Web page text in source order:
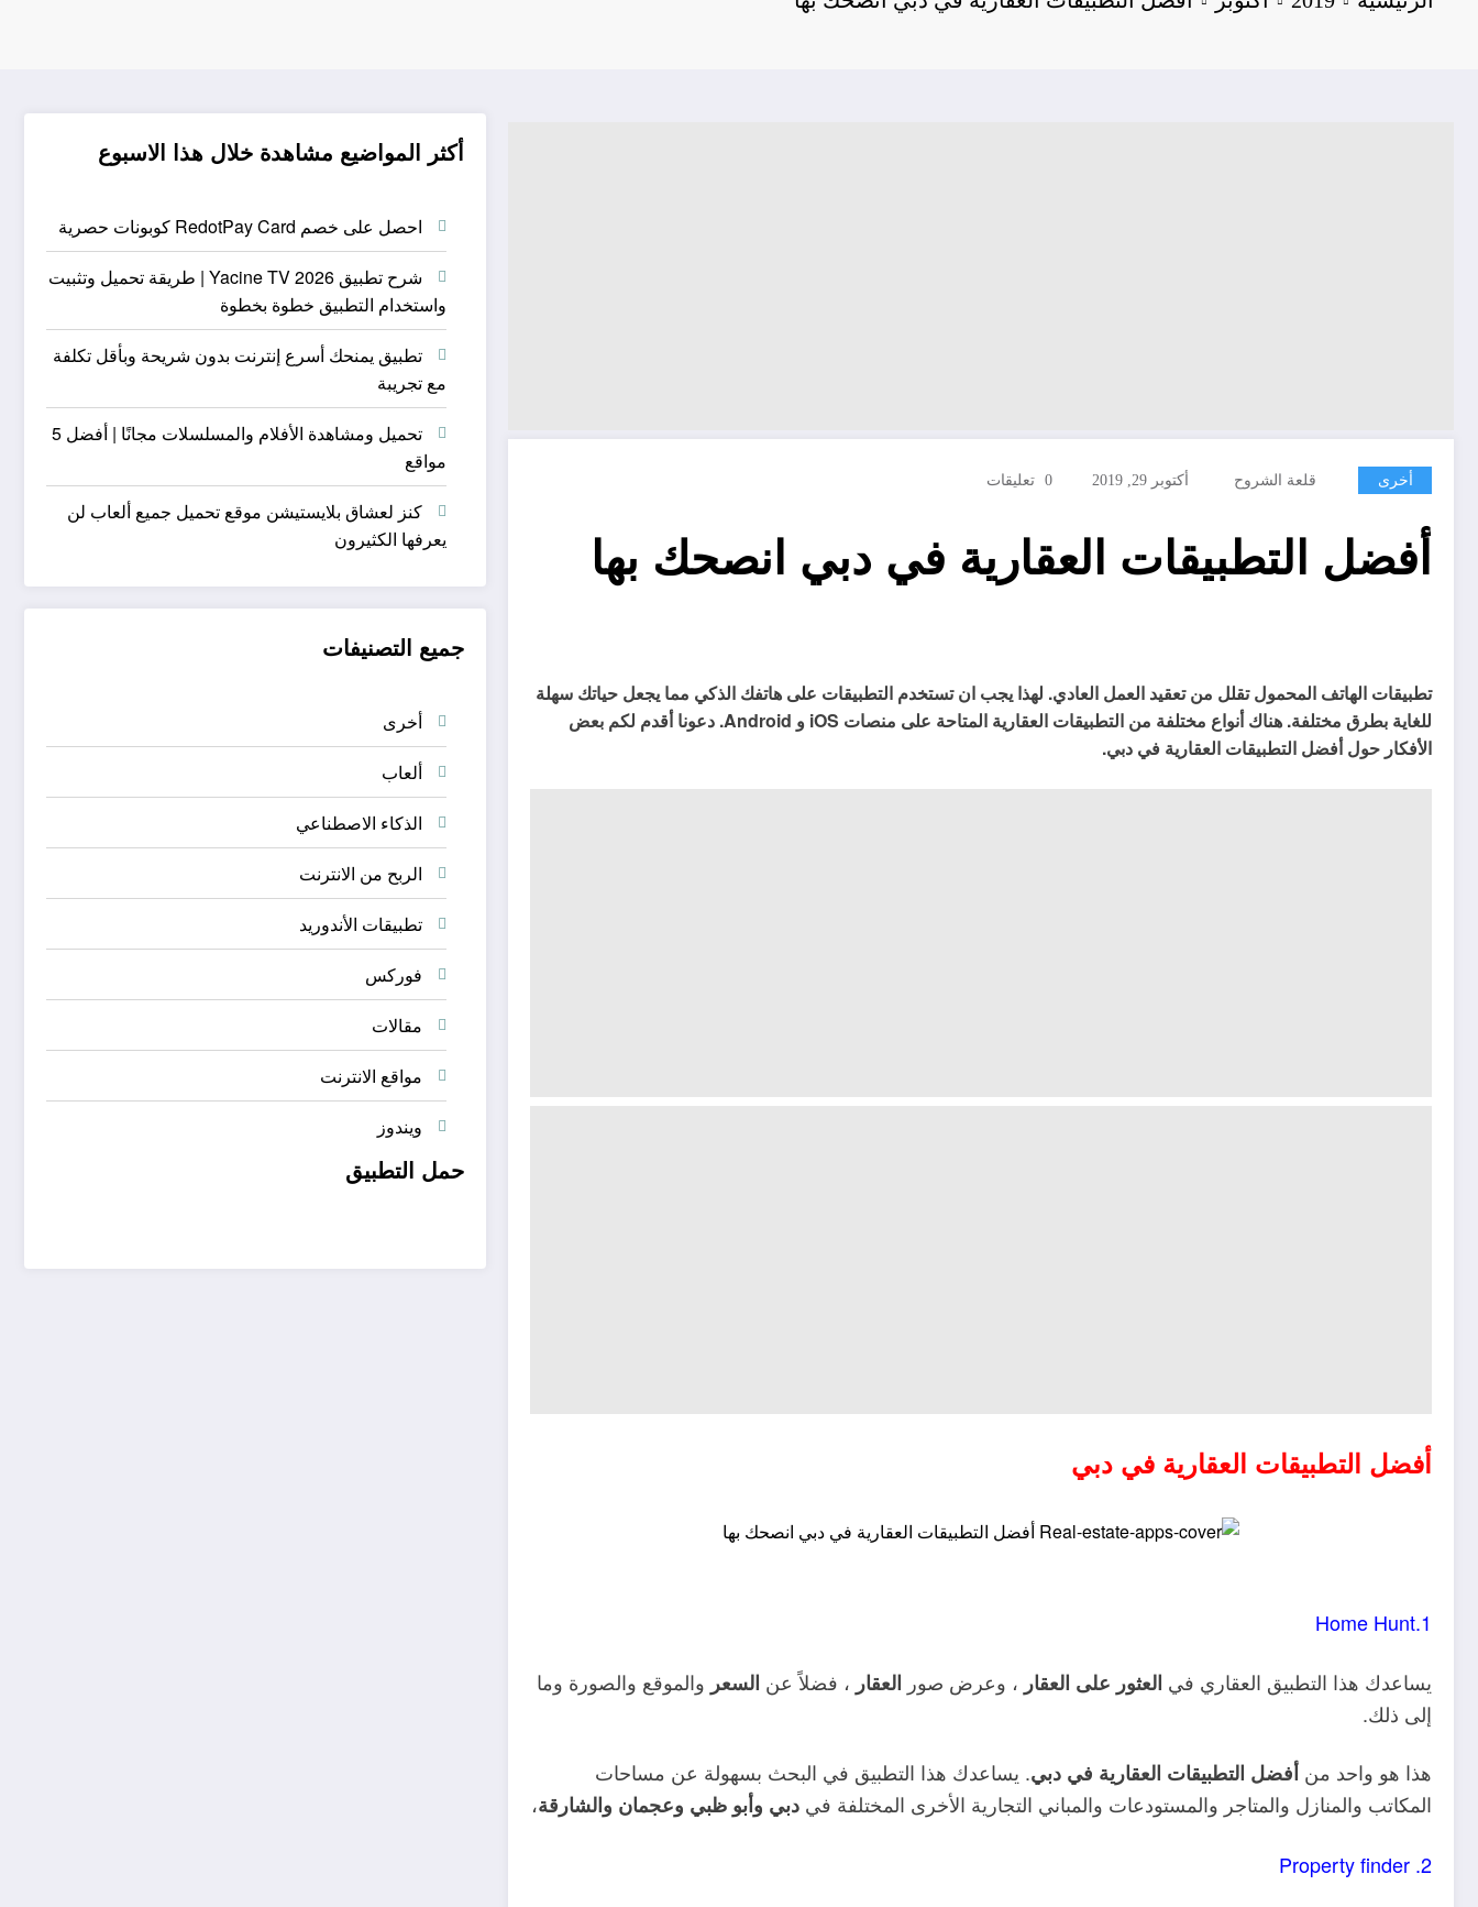
أخرى قلعة الشروح أكتوبر 29, 2019 0 تعليقات
أفضل التطبيقات العقارية في دبي انصحك بها
تطبيقات الهاتف المحمول تقلل من تعقيد العمل العادي. لهذا يجب ان تستخدم التطبيقات على هاتفك الذكي مما يجعل حياتك سهلة
للغاية بطرق مختلفة. هناك أنواع مختلفة من التطبيقات العقارية المتاحة على منصات iOS و Android. دعونا أقدم لكم بعض
الأفكار حول أفضل التطبيقات العقارية في دبي.
أفضل التطبيقات العقارية في دبي
1.Home Hunt
يساعدك هذا التطبيق العقاري في العثور على العقار ، وعرض صور العقار ، فضلاً عن السعر والموقع والصورة وما
إلى ذلك.
هذا هو واحد من أفضل التطبيقات العقارية في دبي. يساعدك هذا التطبيق في البحث بسهولة عن مساحات
المكاتب والمنازل والمتاجر والمستودعات والمباني التجارية الأخرى المختلفة في دبي وأبو ظبي وعجمان والشارقة،
2. Property finder
أكثر المواضيع مشاهدة خلال هذا الاسبوع
احصل على خصم RedotPay Card كوبونات حصرية
شرح تطبيق Yacine TV 2026 | طريقة تحميل وتثبيت
واستخدام التطبيق خطوة بخطوة
تطبيق يمنحك أسرع إنترنت بدون شريحة وبأقل تكلفة
مع تجريبة
تحميل ومشاهدة الأفلام والمسلسلات مجانًا | أفضل 5
مواقع
كنز لعشاق بلايستيشن موقع تحميل جميع ألعاب لن
يعرفها الكثيرون
جميع التصنيفات
أخرى
ألعاب
الذكاء الاصطناعي
الربح من الانترنت
تطبيقات الأندوريد
فوركس
مقالات
مواقع الانترنت
ويندوز
حمل التطبيق